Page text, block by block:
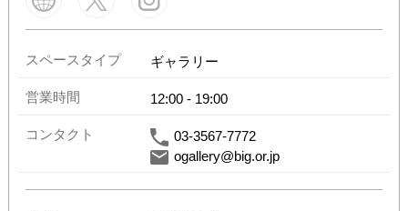
スペースタイプ ギャラリー
営業時間 12:00- 19:00
コンタクト
03-3567-7772
ogallery@big.or.jp